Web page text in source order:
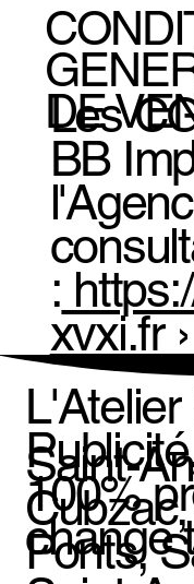
DE
Les
BB
:
xvxi.fr
100%
change
Saint-
Ponts,